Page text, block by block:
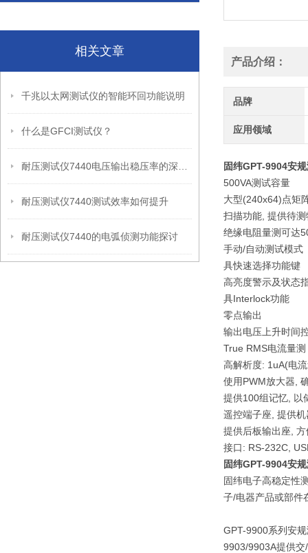
相关文章
千兆以太网测试仪的智能环回功能说明
什么是GFCI测试仪？
耐压测试仪7440测试效率如何提升
耐压测试仪7440的电弧侦测功能探讨
产品介绍：
品牌
应用领域
固纬GPT-9904安
500VA测试容量
大型(240x64)点矩
扫描功能, 提供待
绝缘电阻量测可达
手动/自动测试模式
具快速选择功能键
高亮度警示及状态
具Interlock功能
零点输出
输出电压上升时间
True RMS电流量测
高解析度: 1uA(电
使用PWM放大器,
提供100组记忆, 以
遥控端子座, 提供
提供后板输出座,
接口: RS-232C,
固纬GPT-9904安
固纬电子高稳定性
子/电器产品或部件
GPT-9900系列安
9903/9903A提供交